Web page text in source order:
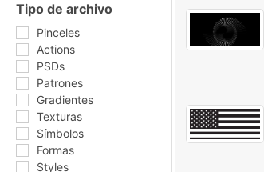
Tipo de archivo
Pinceles
Actions
PSDs
Patrones
Gradientes
Texturas
Símbolos
Formas
Styles